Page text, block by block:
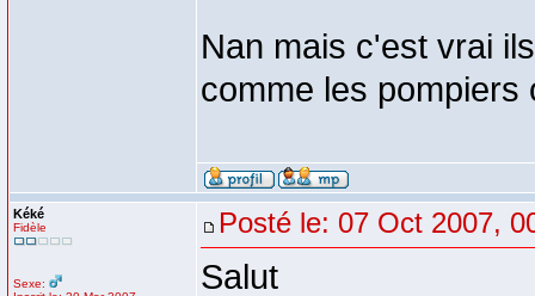
Nan mais c'est vrai
comme les
Kéké
Fidèle
Sexe:
Posté le: 07 Oct 2007,
Salut